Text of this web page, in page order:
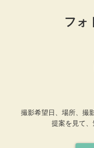
フォ
撮影希望日、場所、撮
提案を見て、